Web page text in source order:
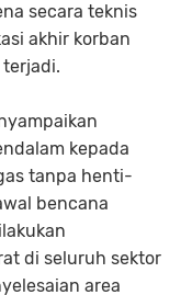
secara teknis
akhir korban
kepada
tanpa henti-
bencana
di seluruh sektor
area